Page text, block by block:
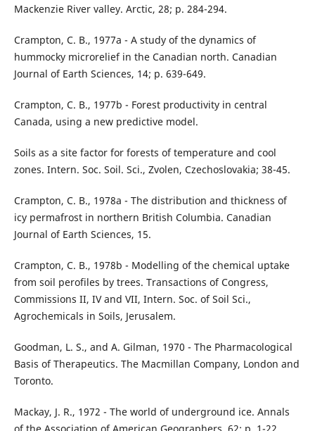
Mackenzie River valley. Arctic, 28; p. 284-294.
Crampton, C. B., 1977a - A study of the dynamics of
hummocky microrelief in the Canadian north. Canadian
Journal of Earth Sciences, 14; p. 639-649.
Crampton, C. B., 1977b - Forest productivity in central
Canada, using a new predictive model.
Soils as a site factor for forests of temperature and cool
zones. Intern. Soc. Soil. Sci., Zvolen, Czechoslovakia; 38-45.
Crampton, C. B., 1978a - The distribution and thickness of
icy permafrost in northern British Columbia. Canadian
Journal of Earth Sciences, 15.
Crampton, C. B., 1978b - Modelling of the chemical uptake
from soil perofiles by trees. Transactions of Congress,
Commissions II, IV and VII, Intern. Soc. of Soil Sci.,
Agrochemicals in Soils, Jerusalem.
Goodman, L. S., and A. Gilman, 1970 - The Pharmacological
Basis of Therapeutics. The Macmillan Company, London and
Toronto.
Mackay, J. R., 1972 - The world of underground ice. Annals